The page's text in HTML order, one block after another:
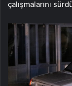
çalışmalarını